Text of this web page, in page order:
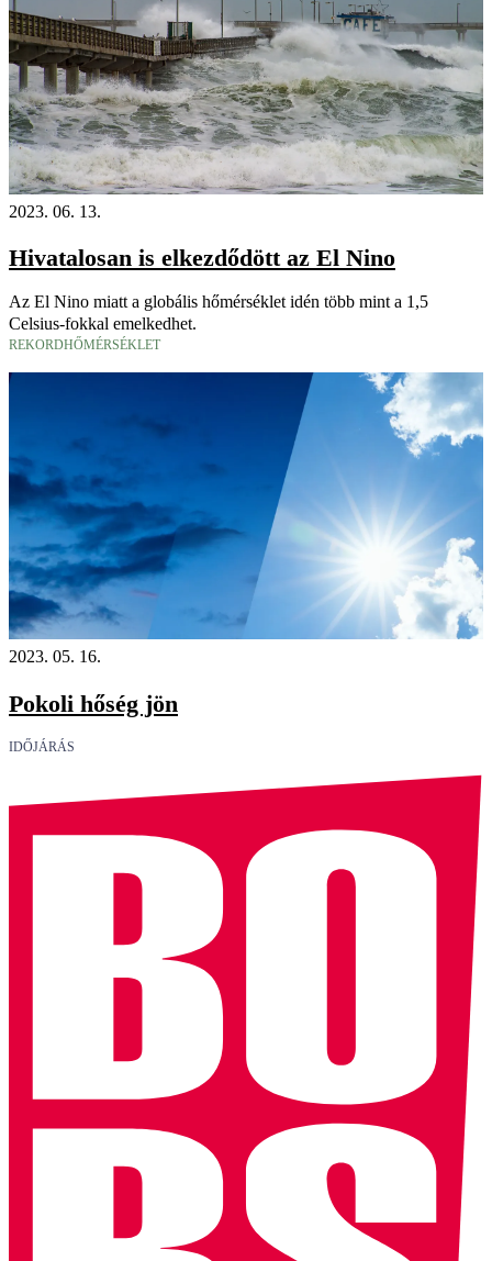
2023. 06. 13.
Hivatalosan is elkezdődött az El Nino
Az El Nino miatt a globális hőmérséklet idén több mint a 1,5
Celsius-fokkal emelkedhet.
REKORDHŐMÉRSÉKLET
2023. 05. 16.
Pokoli hőség jön
IDŐJÁRÁS